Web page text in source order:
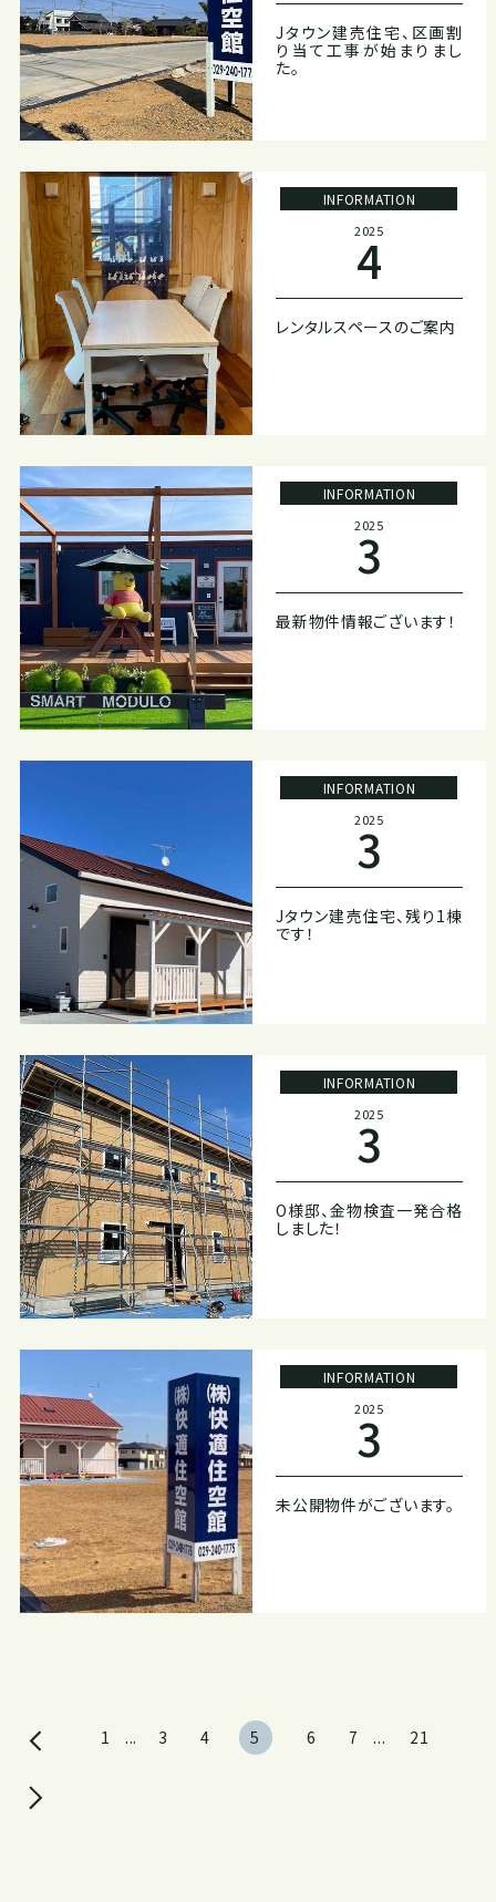
Jタウン建売住宅、区画割
り当て工事が始まりまし
た。
INFORMATION
2025
4
レンタルスペースのご案内
INFORMATION
2025
3
最新物件情報ございます！
INFORMATION
2025
3
Jタウン建売住宅、残り1棟
です！
INFORMATION
2025
3
O様邸、金物検査一発合格
しました！
INFORMATION
2025
3
未公開物件がございます。
1 ... 3 4 5 6 7 ... 21